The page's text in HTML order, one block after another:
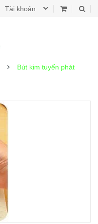
Tài khoản
Bút kim tuyến phát